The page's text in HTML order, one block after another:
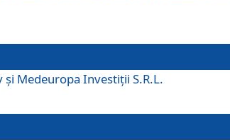
Medeuropa Investiții S.R.L.